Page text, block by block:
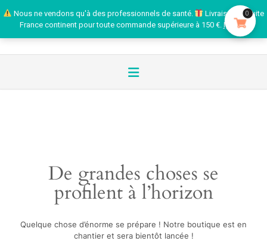
Nous ne vendons qu'à des professionnels de santé.
Livraison gratuite
France continent pour toute commande supérieure à 150 €. Ignorer
De grandes choses se
profilent à l’horizon
Quelque chose d’énorme se prépare ! Notre boutique est en
chantier et sera bientôt lancée !
0